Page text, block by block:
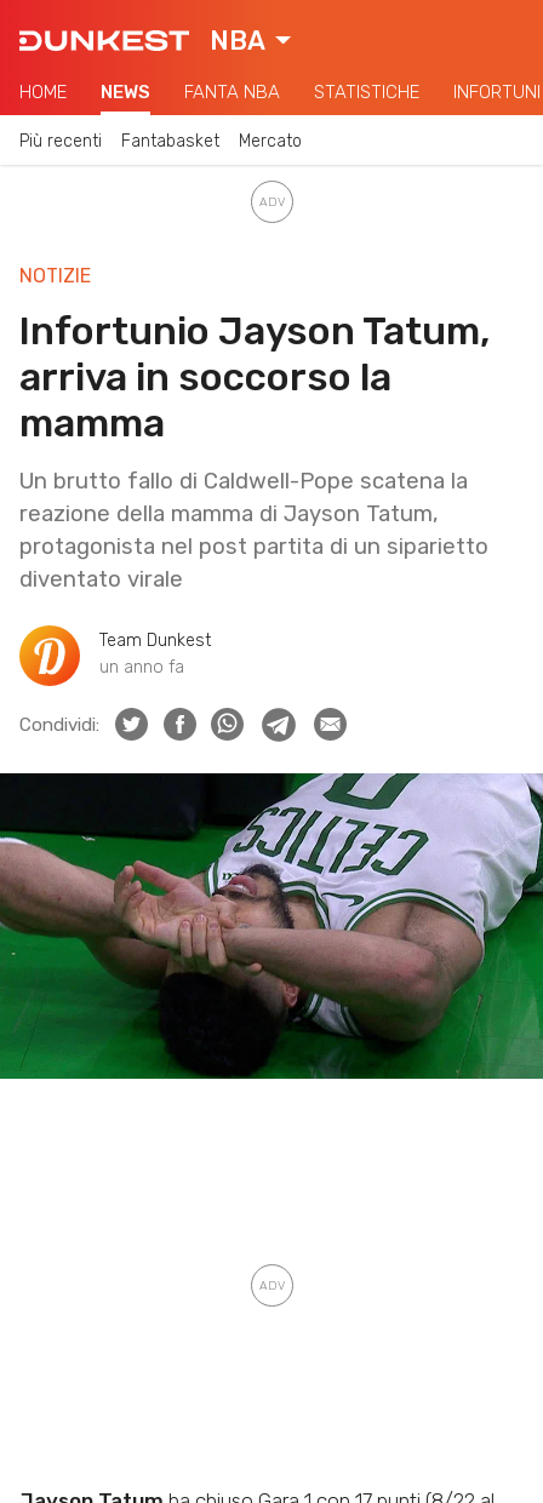
NBA
HOME NEWS FANTA NBA STATISTICHE INFORTUNI
Più recenti Fantabasket Mercato
NOTIZIE
Infortunio Jayson Tatum,
arriva in soccorso la
mamma
Un brutto fallo di Caldwell-Pope scatena la
reazione della mamma di Jayson Tatum,
protagonista nel post partita di un siparietto
diventato virale
Team Dunkest
un anno fa
Condividi: